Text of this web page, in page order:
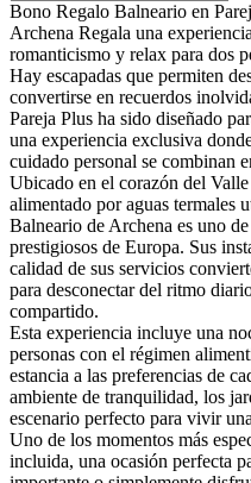
Bono Regalo Balneario en
Archena Regala una
romanticismo y relax para dos
Hay escapadas que permiten
convertirse en recuerdos
Pareja Plus ha sido diseñado
una experiencia exclusiva
cuidado personal se combinan
Ubicado en el corazón del
alimentado por aguas termales
Balneario de Archena es uno
prestigiosos de Europa. Sus
calidad de sus servicios
para desconectar del ritmo
compartido.
Esta experiencia incluye una
personas con el régimen
estancia a las preferencias de
ambiente de tranquilidad, los
escenario perfecto para vivir
Uno de los momentos más
incluida, una ocasión perfecta